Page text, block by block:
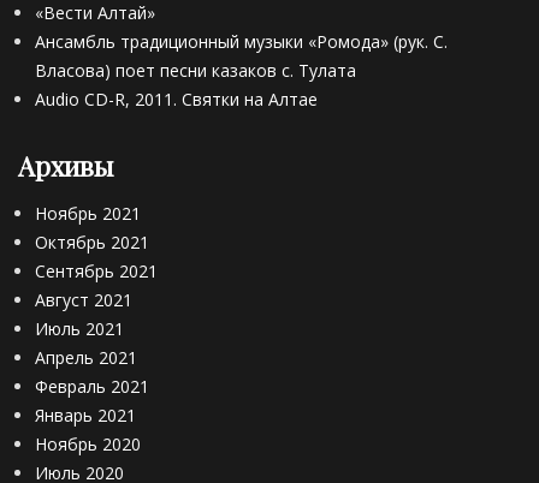
«Вести Алтай»
Ансамбль традиционный музыки «Ромода» (рук. С.
Власова) поет песни казаков с. Тулата
Audio CD-R, 2011. Святки на Алтае
Архивы
Ноябрь 2021
Октябрь 2021
Сентябрь 2021
Август 2021
Июль 2021
Апрель 2021
Февраль 2021
Январь 2021
Ноябрь 2020
Июль 2020